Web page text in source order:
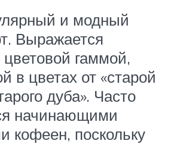
и модный
Выражается
гаммой,
в цветах от «старой
дуба». Часто
начинающими
кофеен, поскольку